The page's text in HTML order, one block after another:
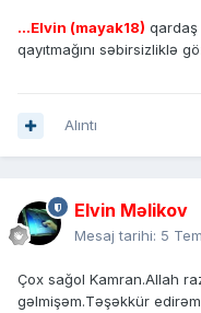
...Elvin (mayak18) qardaş
qayıtmağını səbirsizliklə
Alıntı
Elvin Məlikov
Mesaj tarihi: 5
Çox sağol Kamran.Allah
gəlmişəm.Təşəkkür